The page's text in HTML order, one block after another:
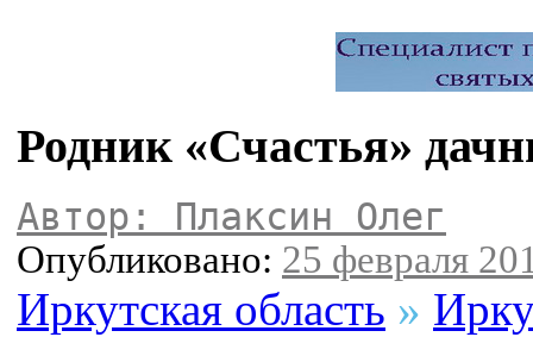
Родник «Счастья»
Автор: Плаксин Олег
Опубликовано: 25 февраля
Иркутская область »